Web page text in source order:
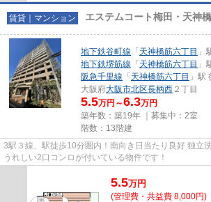
賃貸｜マンション エステムコート梅田・天神
地下鉄谷町線 「 天神橋筋六丁目 」
地下鉄堺筋線 「 天神橋筋六丁目 」
阪急千里線 「 天神橋筋六丁目 」駅
大阪府大阪市北区長柄西 ２丁目
5.5万円～6.3万円
築年数：築19年 ｜募集中： 2室
階数：13階建
3駅３線、駅徒歩10分圏内！南向き日当たり良好 独立
うれしい2口コンロが付いている物件です！
5.5万円
(管理費・共益費 8,000円)